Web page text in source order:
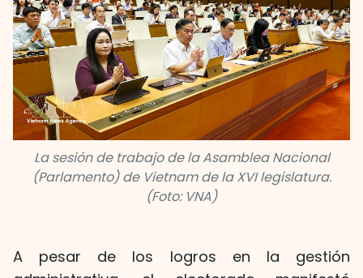
La sesión de trabajo de la Asamblea Nacional
(Parlamento) de Vietnam de la XVI legislatura.
(Foto: VNA)
A pesar de los logros en la gestión